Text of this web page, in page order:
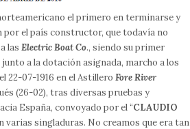
el primero en terminarse y
por el país constructor, que todavía no
las Electric Boat Co., siendo su primer
junto a la dotación asignada, marcho a los
22-07-1916 en el Astillero Fore River
(26-02), tras diversas pruebas y
España, convoyado por el “CLAUDIO
varias singladuras. No creamos que era tan